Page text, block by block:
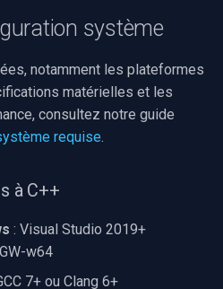
Decklink
NVIDIA
OpenCV
Canon
Cisco
Grandstream
système
notamment les plateformes
matérielles et les
consultez notre guide
requise.
à C++
: Visual Studio 2019+
w64
7+ ou Clang 6+